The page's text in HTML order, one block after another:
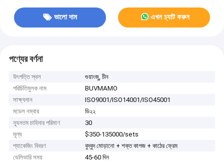
ভালো দাম এখন চ্যাট করুন
পণ্যের বর্ণনা
উৎপত্তি স্থল
গুয়াংজু, চীন
পরিচিতিমুলক নাম
BUVMAMO
সাক্ষ্যদান
ISO9001/ISO14001/ISO45001
মডেল নম্বার
ডি২২
ন্যূনতম চাহিদার পরিমাণ
30
মূল্য
$350-135000/sets
প্যাকেজিং বিবরণ
বুদ্বুদ মোড়ানো + শক্ত কাগজ + কাঠের ফ্রেম
ডেলিভারি সময়
45-60 দিন